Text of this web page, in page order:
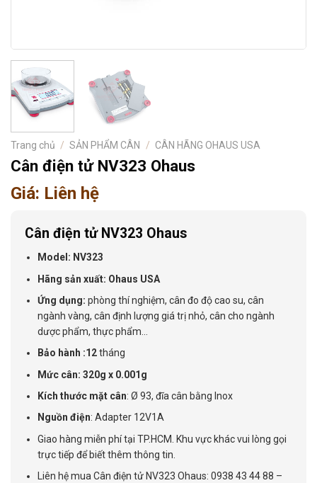
Trang chủ / SẢN PHẨM CÂN / CÂN HÃNG OHAUS USA
Cân điện tử NV323 Ohaus
Giá: Liên hệ
Cân điện tử NV323 Ohaus
Model: NV323
Hãng sản xuất: Ohaus USA
Ứng dụng: phòng thí nghiệm, cân đo độ cao su, cân
ngành vàng, cân định lượng giá trị nhỏ, cân cho ngành
dược phẩm, thực phẩm…
Bảo hành :12tháng
Mức cân: 320g x 0.001g
Kích thước mặt cân: Ø 93, đĩa cân bằng Inox
Nguồn điện: Adapter 12V1A
Giao hàng miễn phí tại TP.HCM. Khu vực khác vui lòng gọi
trực tiếp để biết thêm thông tin.
Liên hệ mua Cân điện tử NV323 Ohaus: 0938 43 44 88 –